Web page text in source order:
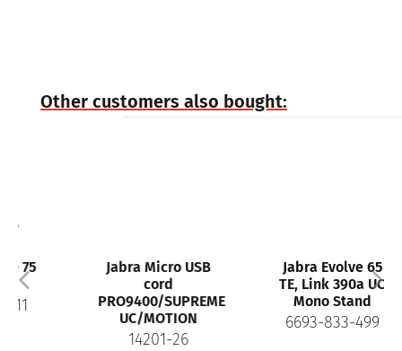
Other customers also bought:
Jabra Micro USB
PRO9400/SUPREME
UC/MOTION
14201-26
Jabra Evolve 65
TE, Link 390a UC
Mono Stand
6693-833-499